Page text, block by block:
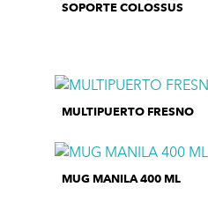
SOPORTE COLOSSUS
MULTIPUERTO FRESNO
MUG MANILA 400 ML